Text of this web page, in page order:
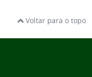
Voltar para o topo